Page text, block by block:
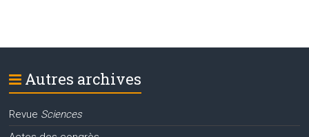
Autres archives
Revue Sciences